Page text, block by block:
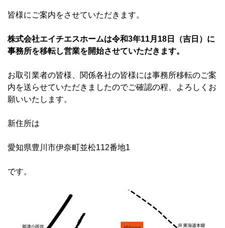
皆様にご案内をさせていただきます。
株式会社エイチエスホームは令和3年11月18日（吉日）に
事務所を移転し営業を開始させていただきます。
お取引業者の皆様、関係各社の皆様には事務所移転のご案
内を送らせていただきましたのでご確認の程、よろしくお
願いいたします。
新住所は
愛知県豊川市伊奈町並松112番地1
です。